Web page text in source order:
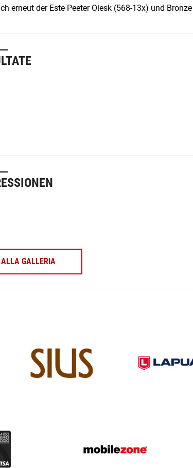
erneut der Este Peeter Olesk (568-13x) und
ALLA GALLERIA